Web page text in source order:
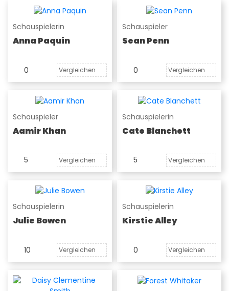
Schauspielerin
Anna Paquin
0 Vergleichen
Schauspieler
Sean Penn
0 Vergleichen
Schauspieler
Aamir Khan
5 Vergleichen
Schauspielerin
Cate Blanchett
5 Vergleichen
Schauspielerin
Julie Bowen
10 Vergleichen
Schauspielerin
Kirstie Alley
0 Vergleichen